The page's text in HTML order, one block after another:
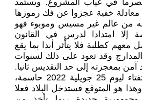
في غياب المشروع. ويستمد
خفية عجزوا عن فك رموزها
من عالم غير مسيس وموبوء فهو
إلا امتدادا لدرس في القانون
معهم كطلبة فلا يتأثر أبدا بما يقع
وقد تعود على ذلك لسنوات
بمعجزته إلى حد التقديس ثانيا.
وستكون نتيجة الإستفتاء ليوم 25 جويلية 2022 حاسمة،
هو المتوقع فستدخل البلاد فعلا